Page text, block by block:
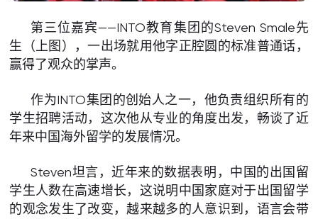
第三位嘉宾——INTO教育集团的Steven Smale先
生（上图），一出场就用他字正腔圆的标准普通话，
赢得了观众的掌声。
作为INTO集团的创始人之一，他负责组织所有的
学生招聘活动，这次他从专业的角度出发，畅谈了近
年来中国海外留学的发展情况。
Steven坦言，近年来的数据表明，中国的出国留
学生人数在高速增长，这说明中国家庭对于出国留学
的观念发生了改变，越来越多的人意识到，语言会带